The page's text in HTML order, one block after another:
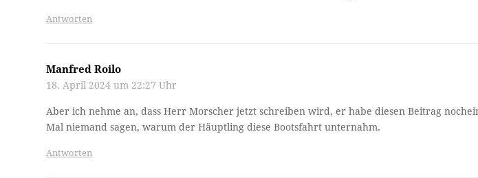
Antworten
Manfred Roilo
18. April 2024 um 22:27 Uhr
Aber ich nehme an, dass Herr Morscher jetzt schreiben wird, er habe diesen Beitrag
Mal niemand sagen, warum der Häuptling diese Bootsfahrt unternahm.
Antworten